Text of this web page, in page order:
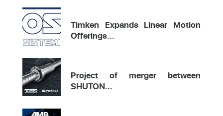
Timken Expands Linear Motion
Offerings...
Project of merger between
SHUTON...